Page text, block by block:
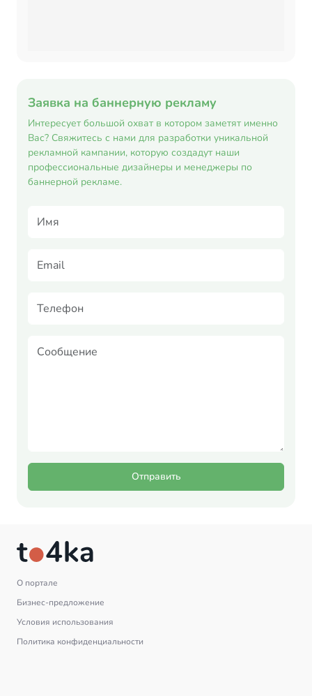
Заявка на баннерную рекламу
Интересует большой охват в котором заметят именно
Вас? Свяжитесь с нами для разработки уникальной
рекламной кампании, которую создадут наши
профессиональные дизайнеры и менеджеры по
баннерной рекламе.
Отправить
О портале
Бизнес-предложение
Условия использования
Политика конфиденциальности